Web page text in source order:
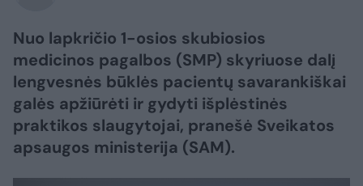
Nuo lapkričio 1-osios skubiosios
medicinos pagalbos (SMP) skyriuose dalį
lengvesnės būklės pacientų savarankiškai
galės apžiūrėti ir gydyti išplėstinės
praktikos slaugytojai, pranešė Sveikatos
apsaugos ministerija (SAM).